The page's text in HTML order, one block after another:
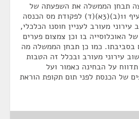
תבחן הממשלה את השפעתה של
הטבת המס האמורה בסעיף 11(ב)(3א)(ד) לפקודת מס הכנסה
מעורב לעניין חוסנו הכלכלי,
האוכלוסייה בו וכן צמצום פערים
בסביבתו. כמו כן תבחן הממשלה מה
עירוני מעורב ובכלל זה הטבות
על הבחינה כאמור ועל
של הכנסת לפני תום תקופת הוראת